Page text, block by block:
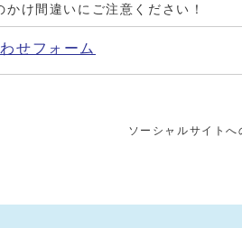
かけ間違いにご注意ください！
せフォーム
ソーシャルサイト